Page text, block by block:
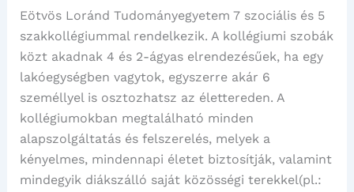
Eötvös Loránd Tudományegyetem 7 szociális és 5
szakkollégiummal rendelkezik. A kollégiumi szobák
közt akadnak 4 és 2-ágyas elrendezésűek, ha egy
lakóegységben vagytok, egyszerre akár 6
személlyel is osztozhatsz az élettereden. A
kollégiumokban megtalálható minden
alapszolgáltatás és felszerelés, melyek a
kényelmes, mindennapi életet biztosítják, valamint
mindegyik diákszálló saját közösségi terekkel(pl.: